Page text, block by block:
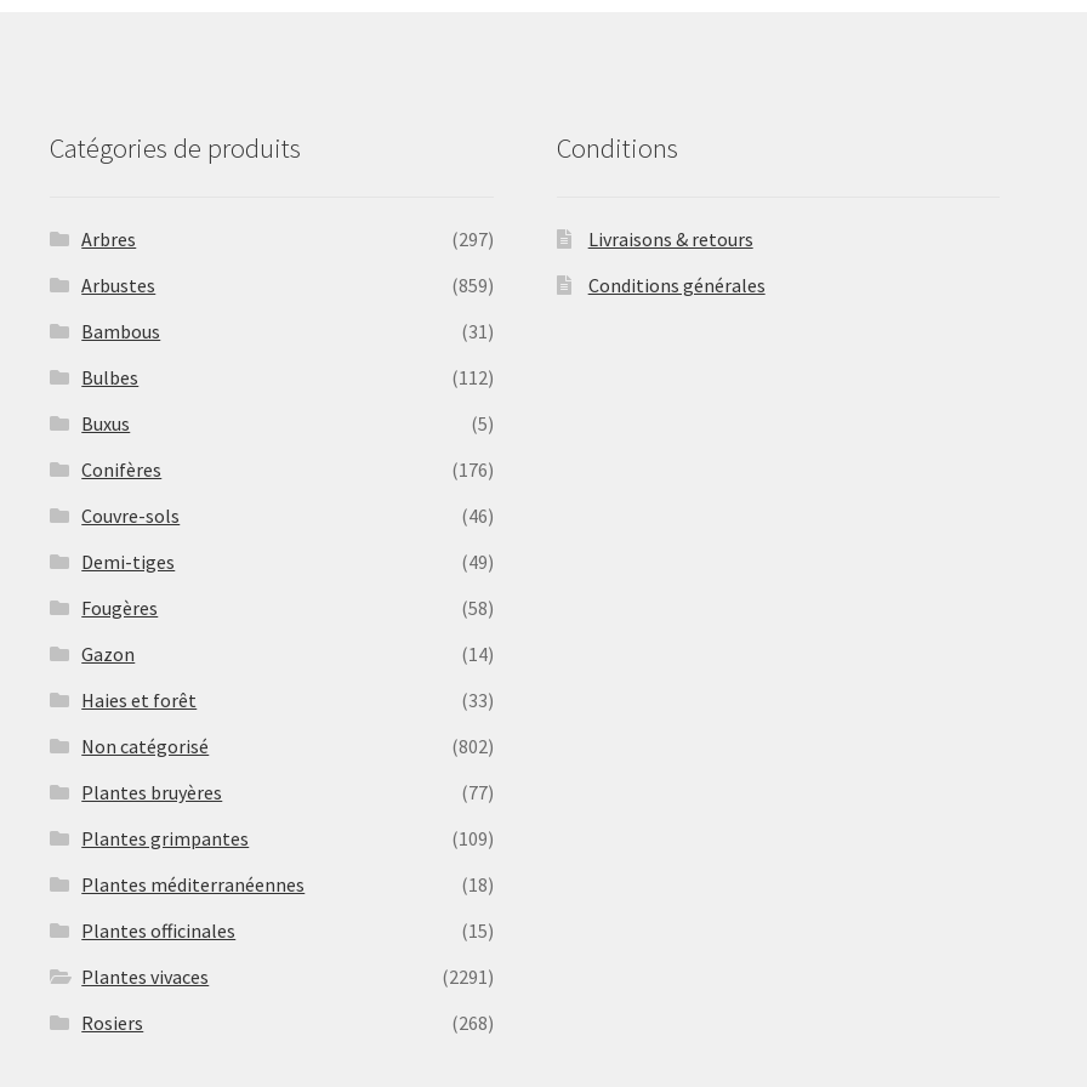
page
page
Catégories de produits
Arbres
(297)
Arbustes
(859)
Bambous
(31)
Bulbes
(112)
Buxus
(5)
Conifères
(176)
Couvre-sols
(46)
Demi-tiges
(49)
Fougères
(58)
Gazon
(14)
Haies et forêt
(33)
Non catégorisé
(802)
Plantes bruyères
(77)
Plantes grimpantes
(109)
Plantes méditerranéennes
(18)
Plantes officinales
(15)
Plantes vivaces
(2291)
Rosiers
(268)
Conditions
Livraisons & retours
Conditions générales